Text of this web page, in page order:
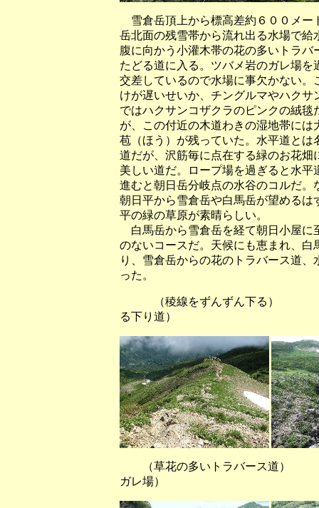
雪倉岳頂上から標高差約６００メー
岳北面の残雪帯から流れ出る水場で
腹に向かう小灌木帯の花の多いトラ
たどる道に入る。ツバメ岩のガレ場
交差しているので水場に事欠かない
けが遅いせいか、チングルマやハク
ではハクサンコザクラのピンクの絨
が、この付近の木道わきの湿地帯に
苞（ほう）が残っていた。水平道と
道だが、沢筋毎に点在する緑のお花
美しい道だ。ロープ場を過ぎると水
進むと朝日岳分岐点の水谷のコルだ
朝日平から雪倉岳や白馬岳が望める
平の緑の草原が素晴らしい。
白馬岳から雪倉岳を経て朝日小屋に
のないコースだ。天候にも恵まれ、
り、雪倉岳からの花のトラバース道
った。
（稜線をずんずん下る） （
る下り道）
（草花の多いトラバース道）
ガレ場）